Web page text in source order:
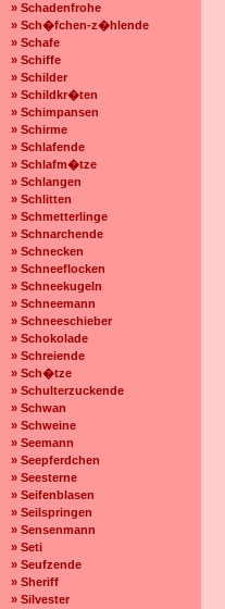
» Schadenfrohe
» Sch�fchen-z�hlende
» Schafe
» Schiffe
» Schilder
» Schildkr�ten
» Schimpansen
» Schirme
» Schlafende
» Schlafm�tze
» Schlangen
» Schlitten
» Schmetterlinge
» Schnarchende
» Schnecken
» Schneeflocken
» Schneekugeln
» Schneemann
» Schneeschieber
» Schokolade
» Schreiende
» Sch�tze
» Schulterzuckende
» Schwan
» Schweine
» Seemann
» Seepferdchen
» Seesterne
» Seifenblasen
» Seilspringen
» Sensenmann
» Seti
» Seufzende
» Sheriff
» Silvester